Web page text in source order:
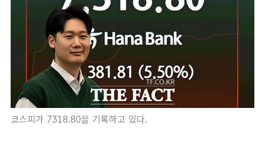
코스피가 7318.80을 기록하고 있다.